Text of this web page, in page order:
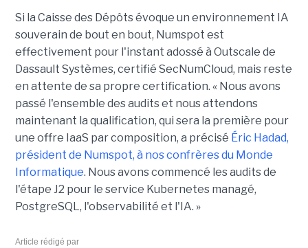
Si la Caisse des Dépôts évoque un environnement IA
souverain de bout en bout, Numspot est
effectivement pour l'instant adossé à Outscale de
Dassault Systèmes, certifié SecNumCloud, mais reste
en attente de sa propre certification. « Nous avons
passé l'ensemble des audits et nous attendons
maintenant la qualification, qui sera la première pour
une offre IaaS par composition, a précisé Éric Hadad,
président de Numspot, à nos confrères du Monde
Informatique. Nous avons commencé les audits de
l'étape J2 pour le service Kubernetes managé,
PostgreSQL, l'observabilité et l'IA. »
Article rédigé par